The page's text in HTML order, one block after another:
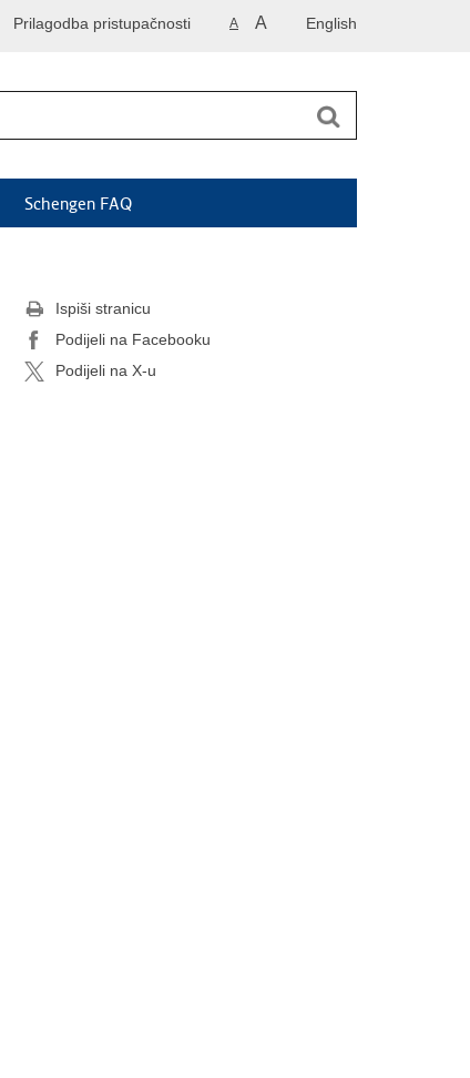
English
A A
Prilagodba pristupačnosti
Schengen FAQ
Ispiši stranicu
Podijeli na Facebooku
Podijeli na X-u